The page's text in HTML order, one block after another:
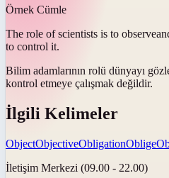
Örnek Cümle
The role of scientists is to observe
to control it.
Bilim adamlarının rolü dünyayı
kontrol etmeye çalışmak değildir.
İlgili Kelimeler
ObjectObjectiveObligationOblige
İletişim Merkezi (09.00 - 22.00)